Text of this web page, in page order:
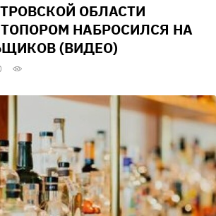
ОБЛАСТИ
НАБРОСИЛСЯ НА
(ВИДЕО)